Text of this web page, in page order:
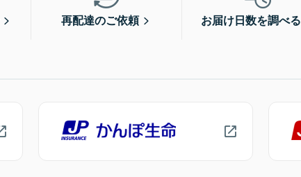
再配達のご依頼 お届け日数を調べる